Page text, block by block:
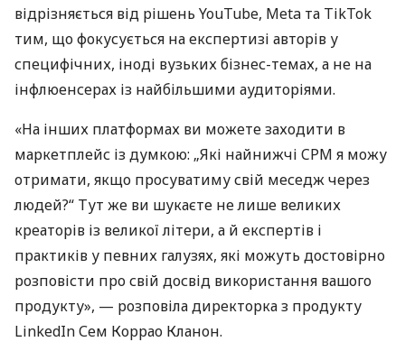
відрізняється від рішень YouTube, Meta та TikTok
тим, що фокусується на експертизі авторів у
специфічних, іноді вузьких бізнес-темах, а не на
інфлюенсерах із найбільшими аудиторіями.
«На інших платформах ви можете заходити в
маркетплейс із думкою: „Які найнижчі CPM я можу
отримати, якщо просуватиму свій меседж через
людей?“ Тут же ви шукаєте не лише великих
креаторів із великої літери, а й експертів і
практиків у певних галузях, які можуть достовірно
розповісти про свій досвід використання вашого
продукту», — розповіла директорка з продукту
LinkedIn Сем Коррао Кланон.